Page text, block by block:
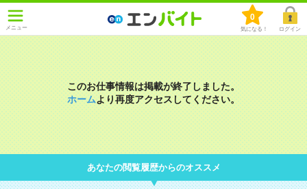
メニュー
0
気になる！ ログイン
このお仕事情報は掲載が終了しました。
ホームより再度アクセスしてください。
あなたの閲覧履歴からのオススメ